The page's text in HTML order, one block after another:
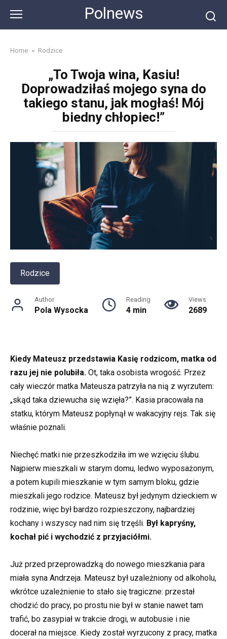
content
Polnews
Home » Rodzice
„To Twoja wina, Kasiu!
Doprowadziłaś mojego syna do
takiego stanu, jak mogłaś! Mój
biedny chłopiec!”
Rodzice
Author
Pola Wysocka
Reading
4 min
Views
2689
Kiedy Mateusz przedstawia Kasię rodzicom, matka od
razu jej nie polubiła. Ot, taka osobista wrogość. Przez
cały wieczór matka Mateusza patrzyła na nią z wyrzutem:
„skąd taka dziewucha się wzięła?”. Kasia pracowała na
statku, którym Mateusz popłynął w wakacyjny rejs. Tak się
właśnie poznali.
Niechęć matki nie przeszkodziła im we wzięciu ślubu.
Najpierw mieszkali w starym domu, ledwo wyposażonym,
a potem kupili mieszkanie w tym samym bloku, gdzie
mieszkali jego rodzice. Mateusz był jedynym dzieckiem w
rodzinie, więc był bardzo rozpieszczony, najbardziej
kochany i wszyscy nad nim się trzęśli. Był kapryśny,
kochał pić i wychodzić z przyjaciółmi.
Już przed przeprowadzką do nowego mieszkania para
miała syna Andrzeja. Mateusz był uzależniony od alkoholu,
wkrótce uzależnienie to stało się tragiczne: przestał
chodzić do pracy, po prostu nie był w stanie nawet tam
trafić, bo zasypiał w trakcie drogi, w autobusie i nie
docerał na miejsce. Kiedy został wyrzucony z pracy, matka